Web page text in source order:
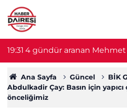
19:31 4 gündür aranan Mehmet
haber! Cesedi serada
Ana Sayfa Güncel
BİK
Abdulkadir Çay: Basın için
önceliğimiz